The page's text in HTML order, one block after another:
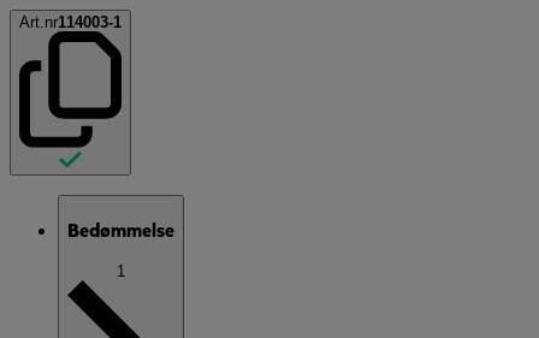
Art.nr114003-1
Bedømmelse
1